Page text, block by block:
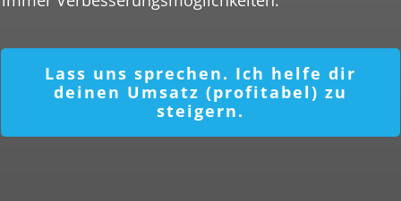
Lass uns sprechen. Ich helfe dir
deinen Umsatz (profitabel) zu
steigern.